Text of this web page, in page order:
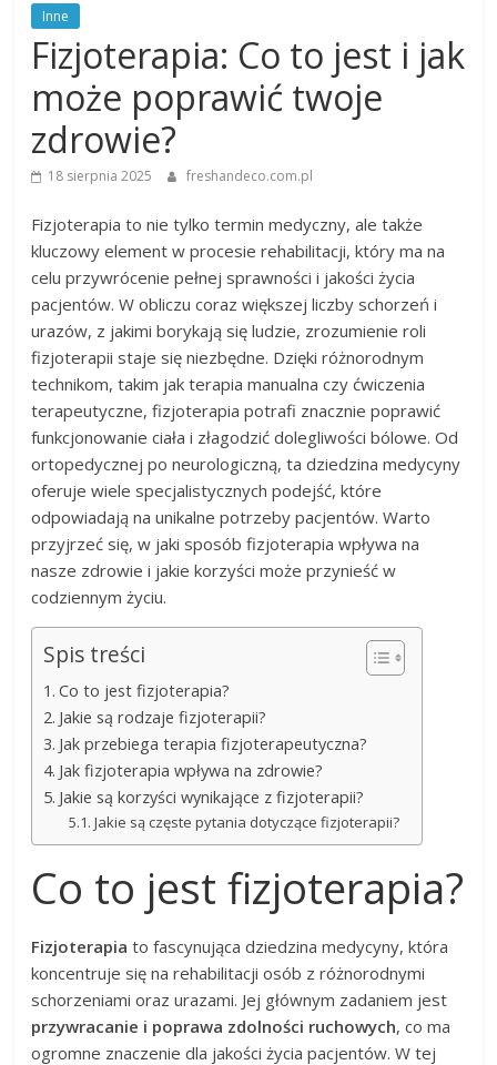
Inne
Fizjoterapia: Co to jest i jak
może poprawić twoje
zdrowie?
18 sierpnia 2025 freshandeco.com.pl
Fizjoterapia to nie tylko termin medyczny, ale także
kluczowy element w procesie rehabilitacji, który ma na
celu przywrócenie pełnej sprawności i jakości życia
pacjentów. W obliczu coraz większej liczby schorzeń i
urazów, z jakimi borykają się ludzie, zrozumienie roli
fizjoterapii staje się niezbędne. Dzięki różnorodnym
technikom, takim jak terapia manualna czy ćwiczenia
terapeutyczne, fizjoterapia potrafi znacznie poprawić
funkcjonowanie ciała i złagodzić dolegliwości bólowe. Od
ortopedycznej po neurologiczną, ta dziedzina medycyny
oferuje wiele specjalistycznych podejść, które
odpowiadają na unikalne potrzeby pacjentów. Warto
przyjrzeć się, w jaki sposób fizjoterapia wpływa na
nasze zdrowie i jakie korzyści może przynieść w
codziennym życiu.
Spis treści
Co to jest fizjoterapia?
Jakie są rodzaje fizjoterapii?
Jak przebiega terapia fizjoterapeutyczna?
Jak fizjoterapia wpływa na zdrowie?
Jakie są korzyści wynikające z fizjoterapii?
Jakie są częste pytania dotyczące fizjoterapii?
Co to jest fizjoterapia?
Fizjoterapia to fascynująca dziedzina medycyny, która
koncentruje się na rehabilitacji osób z różnorodnymi
schorzeniami oraz urazami. Jej głównym zadaniem jest
przywracanie i poprawa zdolności ruchowych, co ma
ogromne znaczenie dla jakości życia pacjentów. W tej